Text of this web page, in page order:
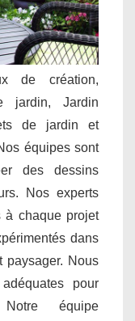
de création,
jardin, Jardin
de jardin et
équipes sont
des dessins
Nos experts
à chaque projet
dans
paysager. Nous
pour
équipe